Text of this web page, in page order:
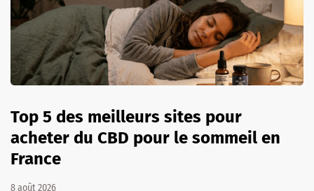
Top 5 des meilleurs sites pour
acheter du CBD pour le sommeil en
France
8 août 2026